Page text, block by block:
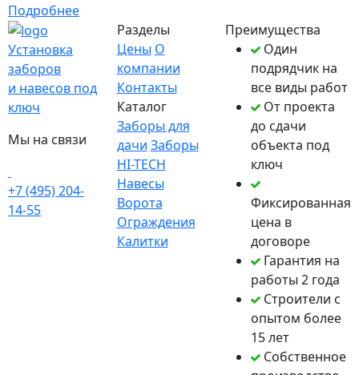
Подробнее
Установка
заборов
и навесов под
ключ
Мы на связи
+7 (495) 204-
14-55
Разделы
Цены О
компании
Контакты
Каталог
Заборы для
дачи Заборы
HI-TECH
Навесы
Ворота
Ограждения
Калитки
Преимущества
Один
подрядчик на
все виды работ
От проекта
до сдачи
объекта под
ключ
Фиксированная
цена в
договоре
Гарантия на
работы 2 года
Строители с
опытом более
15 лет
Собственное